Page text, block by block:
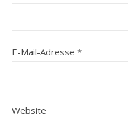
E-Mail-Adresse *
Website